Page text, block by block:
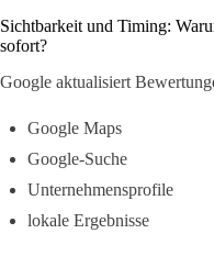
Sichtbarkeit und Timing:
sofort?
Google aktualisiert
Google Maps
Google-Suche
Unternehmensprofile
lokale Ergebnisse